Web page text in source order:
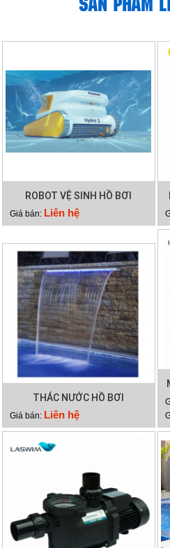
ROBOT VỆ SINH HỒ BƠI
HYDRO 3
Giá bán: Liên hệ
THÁC NƯỚC HỒ BƠI
Giá bán: Liên hệ